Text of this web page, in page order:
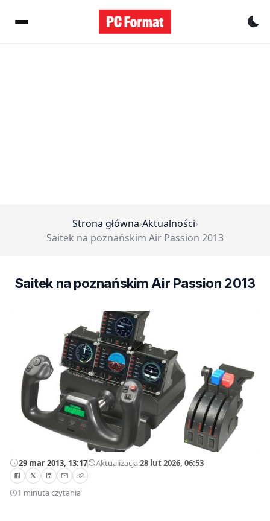
Strona główna›Aktualności›
Saitek na poznańskim Air Passion 2013
Saitek na poznańskim Air Passion 2013
29 mar 2013, 13:17—Aktualizacja:28 lut 2026, 06:53
1 minuta czytania